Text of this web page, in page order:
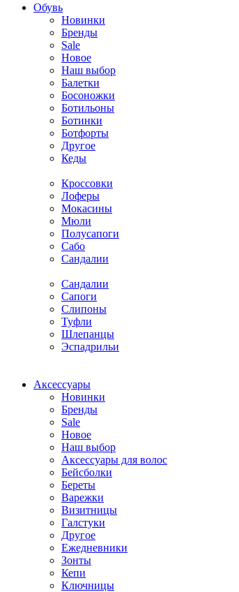
Обувь
Новинки
Бренды
Sale
Новое
Наш выбор
Балетки
Босоножки
Ботильоны
Ботинки
Ботфорты
Другое
Кеды
Кроссовки
Лоферы
Мокасины
Мюли
Полусапоги
Сабо
Сандалии
Сандалии
Сапоги
Слипоны
Туфли
Шлепанцы
Эспадрильи
Аксессуары
Новинки
Бренды
Sale
Новое
Наш выбор
Аксессуары для волос
Бейсболки
Береты
Варежки
Визитницы
Галстуки
Другое
Ежедневники
Зонты
Кепи
Ключницы